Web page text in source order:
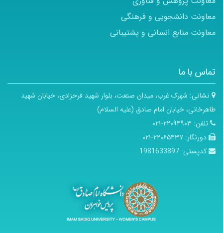
معاونت دانشجویی و فرهنگی
معاونت منابع انسانی و پشتیبانی
تماس با ما
نشانی: شهرک غرب، میدان صنعت، بلوار شهید فرحزادی، خیابان شهید
طاهرخانی، خیابان امام صادق (علیه السلام)
تلفن: ۲۲۰۹۴۹۰۳-۰۲۱
دورنگار: ۲۲۰۶۵۴۳۷-۰۲۱
کدپستی: 1981633897